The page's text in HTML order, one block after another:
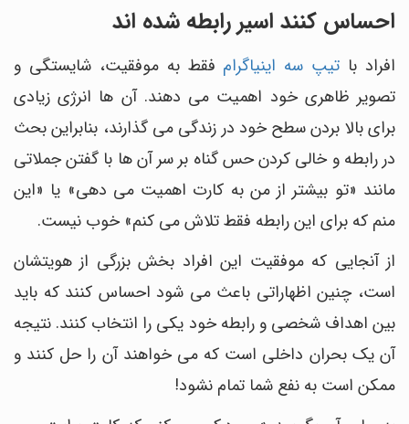
احساس کنند اسیر رابطه شده اند
افراد با تیپ سه اینیاگرام فقط به موفقیت، شایستگی و
تصویر ظاهری خود اهمیت می دهند. آن ها انرژی زیادی
برای بالا بردن سطح خود در زندگی می گذارند، بنابراین بحث
در رابطه و خالی کردن حس گناه بر سر آن ها با گفتن جملاتی
مانند «تو بیشتر از من به کارت اهمیت می دهی» یا «این
منم که برای این رابطه فقط تلاش می کنم» خوب نیست.
از آنجایی که موفقیت این افراد بخش بزرگی از هویتشان
است، چنین اظهاراتی باعث می شود احساس کنند که باید
بین اهداف شخصی و رابطه خود یکی را انتخاب کنند. نتیجه
آن یک بحران داخلی است که می خواهند آن را حل کنند و
ممکن است به نفع شما تمام نشود!